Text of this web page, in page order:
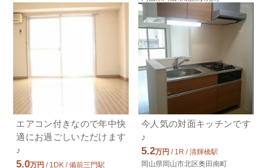
エアコン付きなので年中快
適にお過ごしいただけます
♪
5.0万円 / 1DK / 備前三門駅
今人気の対面キッチンです
♪
5.2万円 / 1R / 清輝橋駅
岡山県岡山市北区奥田南町